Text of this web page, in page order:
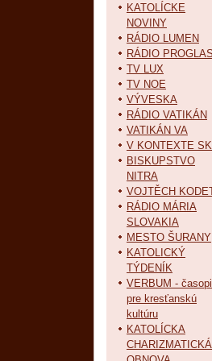
KATOLÍCKE
NOVINY
RÁDIO LUMEN
RÁDIO PROGLAS
TV LUX
TV NOE
VÝVESKA
RÁDIO VATIKÁN
VATIKÁN VA
V KONTEXTE SK
BISKUPSTVO
NITRA
VOJTĚCH
RÁDIO MÁRIA
SLOVAKIA
MESTO ŠURANY
KATOLICKÝ
TÝDENÍK
VERBUM -
pre kresťanskú
kultúru
KATOLÍCKA
CHARIZMATICKÁ